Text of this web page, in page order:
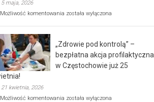
5 maja, 2026
Możliwość komentowania Rusza
rehabilitacji
dla
seniorów!
została wyłączona
„Zdrowie pod kontrolą” –
bezpłatna akcja profilaktyczna
w Częstochowie już 25
21 kwietnia, 2026
Możliwość komentowania „Zdrowie
została wyłączona